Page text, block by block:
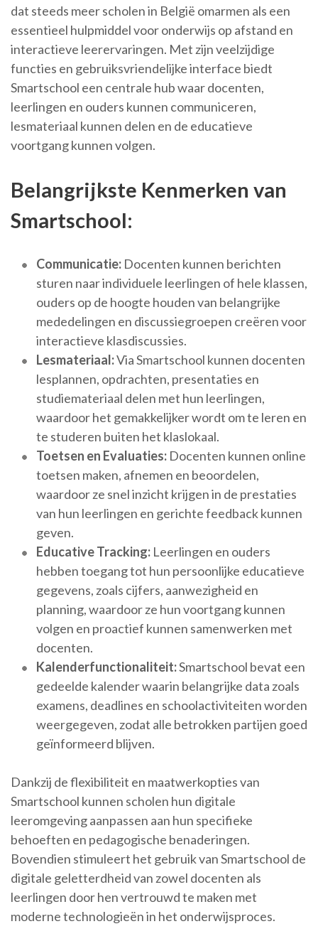
dat steeds meer scholen in België omarmen als een
essentieel hulpmiddel voor onderwijs op afstand en
interactieve leerervaringen. Met zijn veelzijdige
functies en gebruiksvriendelijke interface biedt
Smartschool een centrale hub waar docenten,
leerlingen en ouders kunnen communiceren,
lesmateriaal kunnen delen en de educatieve
voortgang kunnen volgen.
Belangrijkste Kenmerken van
Smartschool:
Communicatie: Docenten kunnen berichten
sturen naar individuele leerlingen of hele klassen,
ouders op de hoogte houden van belangrijke
mededelingen en discussiegroepen creëren voor
interactieve klasdiscussies.
Lesmateriaal:Via Smartschool kunnen docenten
lesplannen, opdrachten, presentaties en
studiemateriaal delen met hun leerlingen,
waardoor het gemakkelijker wordt om te leren en
te studeren buiten het klaslokaal.
Toetsen en Evaluaties: Docenten kunnen online
toetsen maken, afnemen en beoordelen,
waardoor ze snel inzicht krijgen in de prestaties
van hun leerlingen en gerichte feedback kunnen
geven.
Educative Tracking: Leerlingen en ouders
hebben toegang tot hun persoonlijke educatieve
gegevens, zoals cijfers, aanwezigheid en
planning, waardoor ze hun voortgang kunnen
volgen en proactief kunnen samenwerken met
docenten.
Kalenderfunctionaliteit:Smartschool bevat een
gedeelde kalender waarin belangrijke data zoals
examens, deadlines en schoolactiviteiten worden
weergegeven, zodat alle betrokken partijen goed
geïnformeerd blijven.
Dankzij de flexibiliteit en maatwerkopties van
Smartschool kunnen scholen hun digitale
leeromgeving aanpassen aan hun specifieke
behoeften en pedagogische benaderingen.
Bovendien stimuleert het gebruik van Smartschool de
digitale geletterdheid van zowel docenten als
leerlingen door hen vertrouwd te maken met
moderne technologieën in het onderwijsproces.